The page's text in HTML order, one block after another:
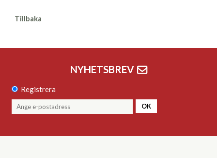
Tillbaka
NYHETSBREV
Registrera
OK